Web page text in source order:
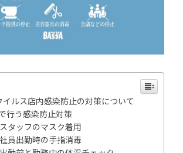
ルス店内感染防止の対策について
行う感染防止対策
タッフのマスク着用
員出勤時の手指消毒